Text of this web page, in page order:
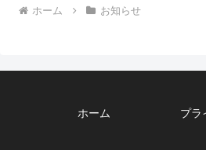
ホーム お知らせ
ホーム
プラ